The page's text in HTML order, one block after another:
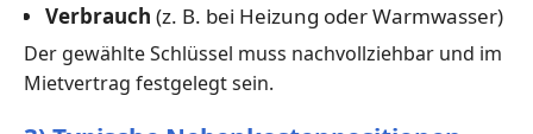
Verbrauch (z. B. bei Heizung oder Warmwasser)
Der gewählte Schlüssel muss nachvollziehbar und im
Mietvertrag festgelegt sein.